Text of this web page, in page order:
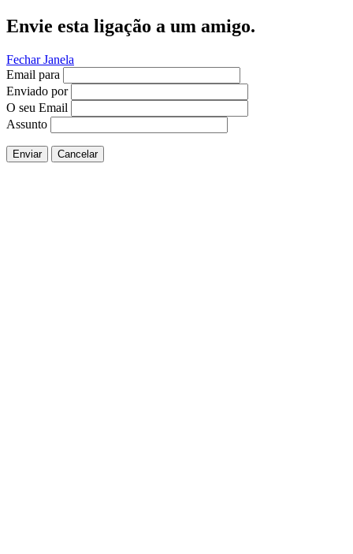
Envie esta ligação a um amigo.
Fechar Janela
Email para
Enviado por
O seu Email
Assunto
Enviar Cancelar